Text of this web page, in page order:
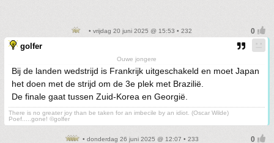
• vrijdag 20 juni 2025 @ 15:53 • 232
golfer
Ouwe jongere
Bij de landen wedstrijd is Frankrijk uitgeschakeld en moet Japan
het doen met de strijd om de 3e plek met Brazilië.
De finale gaat tussen Zuid-Korea en Georgië.
There is no greater joy than be taken for an imbecile by an idiot. (Oscar Wilde)
Poef.....gone! ©golfer
• donderdag 26 juni 2025 @ 12:07 • 233